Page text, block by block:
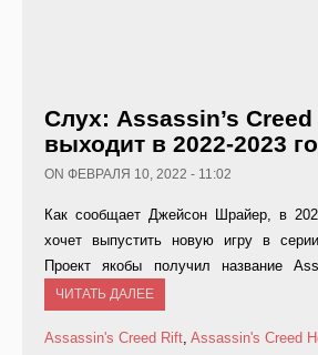
Слух: Аssassin’s Сreed
выходит в 2022-2023
ON ФЕВРАЛЯ 10, 2022 - 11:02
Как сообщает Джейсон Шрайер, в
хочет выпустить новую игру в
Проект якобы получил название
ЧИТАТЬ ДАЛЕЕ
Assassin's Creed Rift, Assassin's Creed